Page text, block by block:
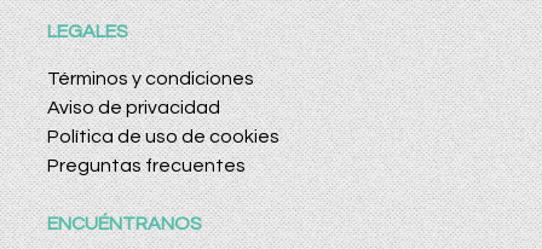
LEGALES
Términos y condiciones
Aviso de privacidad
Política de uso de cookies
Preguntas frecuentes
ENCUÉNTRANOS